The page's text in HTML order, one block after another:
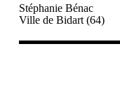
Stéphanie Bénac
Ville de Bidart (64)